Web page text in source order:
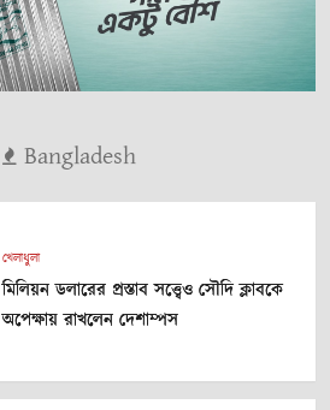
Bangladesh
খেলাধুলা
মিলিয়ন ডলারের প্রস্তাব সত্ত্বেও সৌদি ক্লাবকে
অপেক্ষায় রাখলেন দেশাম্পস